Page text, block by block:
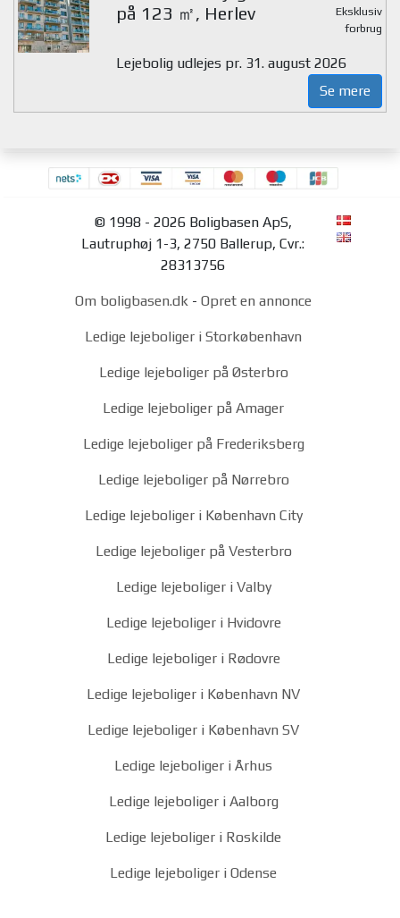
på 123 ㎡, Herlev
Eksklusiv
forbrug
Lejebolig udlejes pr. 31. august 2026
Se mere
© 1998 - 2026 Boligbasen ApS,
Lautruphøj 1-3, 2750 Ballerup, Cvr.:
28313756
Om boligbasen.dk - Opret en annonce
Ledige lejeboliger i Storkøbenhavn
Ledige lejeboliger på Østerbro
Ledige lejeboliger på Amager
Ledige lejeboliger på Frederiksberg
Ledige lejeboliger på Nørrebro
Ledige lejeboliger i København City
Ledige lejeboliger på Vesterbro
Ledige lejeboliger i Valby
Ledige lejeboliger i Hvidovre
Ledige lejeboliger i Rødovre
Ledige lejeboliger i København NV
Ledige lejeboliger i København SV
Ledige lejeboliger i Århus
Ledige lejeboliger i Aalborg
Ledige lejeboliger i Roskilde
Ledige lejeboliger i Odense